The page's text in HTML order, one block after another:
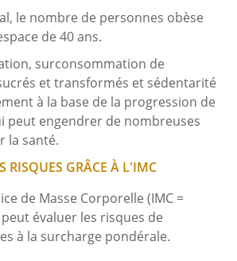
le nombre de personnes obèse
de 40 ans.
surconsommation de
et transformés et sédentarité
à la base de la progression de
peut engendrer de nombreuses
la santé.
RISQUES GRÂCE À L'IMC
de Masse Corporelle (IMC =
évaluer les risques de
à la surcharge pondérale.